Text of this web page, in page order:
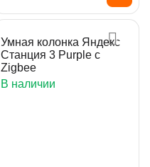
Умная колонка Яндекс
Станция 3 Purple с
Zigbee
В наличии